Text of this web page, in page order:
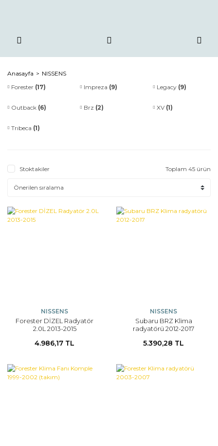
Anasayfa
NISSENS
Forester (17) Impreza (9) Legacy (9)
Outback (6) Brz (2) XV (1)
Trıbeca (1)
Stoktakiler Toplam 45 ürün
NISSENS
Forester DİZEL Radyatör
2.0L 2013-2015
4.986,17 TL
NISSENS
Subaru BRZ Klima
radyatörü 2012-2017
5.390,28 TL